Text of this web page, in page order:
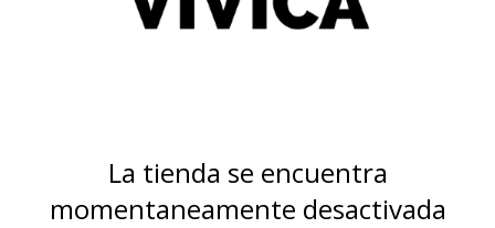
La tienda se encuentra
momentaneamente desactivada